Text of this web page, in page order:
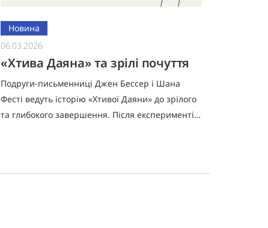
Новина
06.03.2026
«Хтива Даяна» та зрілі почуття
Подруги-письменниці Джен Бессер і Шана
Фесті ведуть історію «Хтивої Даяни» до зрілого
та глибокого завершення. Після експериментів